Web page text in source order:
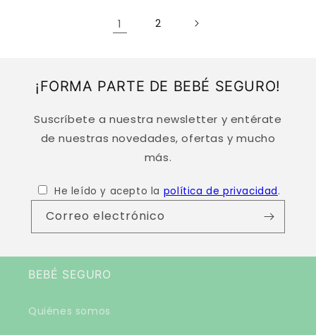
1 2
¡FORMA PARTE DE BEBÉ SEGURO!
Suscríbete a nuestra newsletter y entérate
de nuestras novedades, ofertas y mucho
más.
He leído y acepto la política de privacidad.
Correo electrónico
BEBÉ SEGURO
Quiénes somos